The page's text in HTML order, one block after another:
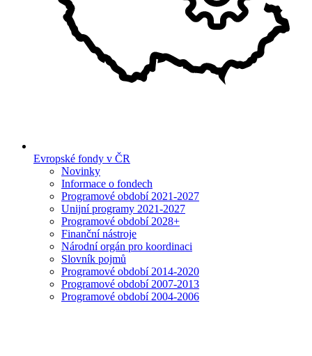
Evropské fondy v ČR
Novinky
Informace o fondech
Programové období 2021-2027
Unijní programy 2021-2027
Programové období 2028+
Finanční nástroje
Národní orgán pro koordinaci
Slovník pojmů
Programové období 2014-2020
Programové období 2007-2013
Programové období 2004-2006